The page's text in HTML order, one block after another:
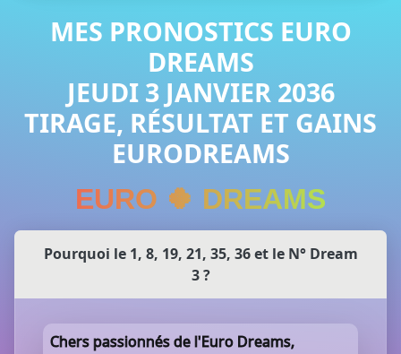
MES PRONOSTICS EURO
DREAMS
JEUDI 3 JANVIER 2036
TIRAGE, RÉSULTAT ET GAINS
EURODREAMS
EURO 🍀 DREAMS
Pourquoi le 1, 8, 19, 21, 35, 36 et le N° Dream
3 ?
Chers passionnés de l'Euro Dreams,